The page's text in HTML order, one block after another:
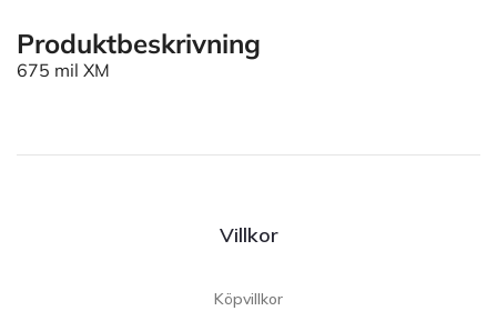
Produktbeskrivning
675 mil XM
Villkor
Köpvillkor